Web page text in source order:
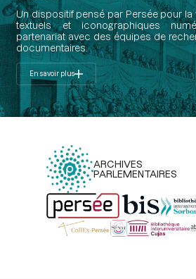
Un dispositif pensé par Persée pour
textuels et iconographiques
partenariat avec des équipes de
documentaires.
En savoir plus
ARCHIVES
PARLEMENTAIRES